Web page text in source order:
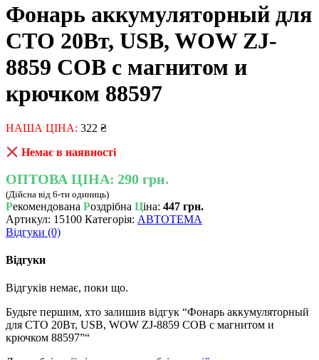
Фонарь аккумуляторный для
СТО 20Вт, USB, WOW ZJ-
8859 COB с магнитом и
крючком 88597
НАША ЦІНА: 322 ₴
Немає в наявності
ОПТОВА ЦІНА: 290 грн.
(Дійсна від 6-ти одиниць)
Рекомендована Роздрібна Ціна: 447 грн.
Артикул: 15100 Категорія: АВТОТЕМА
Відгуки (0)
Відгуки
Відгуків немає, поки що.
Будьте першим, хто залишив відгук “Фонарь аккумуляторный
для СТО 20Вт, USB, WOW ZJ-8859 COB с магнитом и
крючком 88597”“